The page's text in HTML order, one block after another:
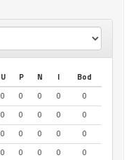
U P N I
Bod
0 0 0 0
0
0 0 0 0
0
0 0 0 0
0
0 0 0 0
0